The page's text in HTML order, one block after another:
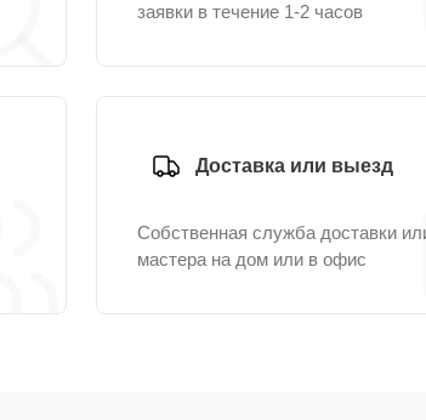
заявки в течение 1-2 часов
Доставка или выезд
Собственная служба доставки
мастера на дом или в офис